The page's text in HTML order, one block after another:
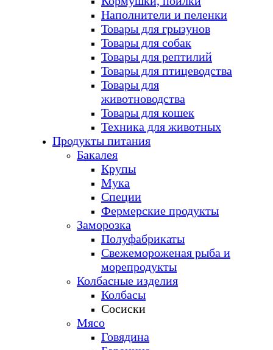
Наполнители и пеленки
Товары для грызунов
Товары для собак
Товары для рептилий
Товары для птицеводства
Товары для
животноводства
Товары для кошек
Техника для животных
Продукты питания
Бакалея
Крупы
Мука
Специи
Фермерские продукты
Заморозка
Полуфабрикаты
Свежемороженая рыба и
морепродукты
Колбасные изделия
Колбасы
Сосиски
Мясо
Говядина